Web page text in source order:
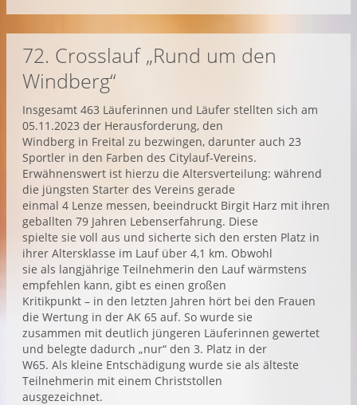
72. Crosslauf „Rund um den
Windberg“
Insgesamt 463 Läuferinnen und Läufer stellten sich am
05.11.2023 der Herausforderung, den
Windberg in Freital zu bezwingen, darunter auch 23
Sportler in den Farben des Citylauf-Vereins.
Erwähnenswert ist hierzu die Altersverteilung: während
die jüngsten Starter des Vereins gerade
einmal 4 Lenze messen, beeindruckt Birgit Harz mit ihren
geballten 79 Jahren Lebenserfahrung. Diese
spielte sie voll aus und sicherte sich den ersten Platz in
ihrer Altersklasse im Lauf über 4,1 km. Obwohl
sie als langjährige Teilnehmerin den Lauf wärmstens
empfehlen kann, gibt es einen großen
Kritikpunkt – in den letzten Jahren hört bei den Frauen
die Wertung in der AK 65 auf. So wurde sie
zusammen mit deutlich jüngeren Läuferinnen gewertet
und belegte dadurch „nur“ den 3. Platz in der
W65. Als kleine Entschädigung wurde sie als älteste
Teilnehmerin mit einem Christstollen
ausgezeichnet.